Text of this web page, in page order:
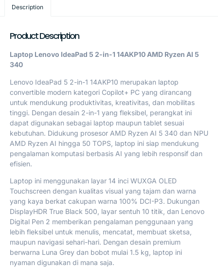
Description
Product Description
Laptop Lenovo IdeaPad 5 2-in-1 14AKP10 AMD Ryzen AI 5
340
Lenovo IdeaPad 5 2-in-1 14AKP10 merupakan laptop
convertible modern kategori Copilot+ PC yang dirancang
untuk mendukung produktivitas, kreativitas, dan mobilitas
tinggi. Dengan desain 2-in-1 yang fleksibel, perangkat ini
dapat digunakan sebagai laptop maupun tablet sesuai
kebutuhan. Didukung prosesor AMD Ryzen AI 5 340 dan NPU
AMD Ryzen AI hingga 50 TOPS, laptop ini siap mendukung
pengalaman komputasi berbasis AI yang lebih responsif dan
efisien.
Laptop ini menggunakan layar 14 inci WUXGA OLED
Touchscreen dengan kualitas visual yang tajam dan warna
yang kaya berkat cakupan warna 100% DCI-P3. Dukungan
DisplayHDR True Black 500, layar sentuh 10 titik, dan Lenovo
Digital Pen 2 memberikan pengalaman penggunaan yang
lebih fleksibel untuk menulis, mencatat, membuat sketsa,
maupun navigasi sehari-hari. Dengan desain premium
berwarna Luna Grey dan bobot mulai 1.5 kg, laptop ini
nyaman digunakan di mana saja.